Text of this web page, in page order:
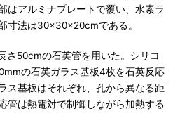
はアルミナプレートで覆い、水素ラ
寸法は30×30×20cmである。
50cmの石英管を用いた。シリコ
の石英ガラス基板4枚を石英反応
ス基板はそれぞれ、孔から異なる距
管は熱電対で制御しながら加熱する